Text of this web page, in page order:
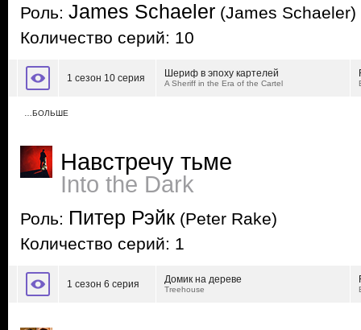
Роль: James Schaeler (James Schaeler)
Количество серий: 10
1 сезон 10 серия Шериф в эпоху картелей
A Sheriff in the Era of the Cartel
…БОЛЬШЕ
Навстречу тьме
Into the Dark
Роль: Питер Рэйк (Peter Rake)
Количество серий: 1
1 сезон 6 серия Домик на дереве
Treehouse